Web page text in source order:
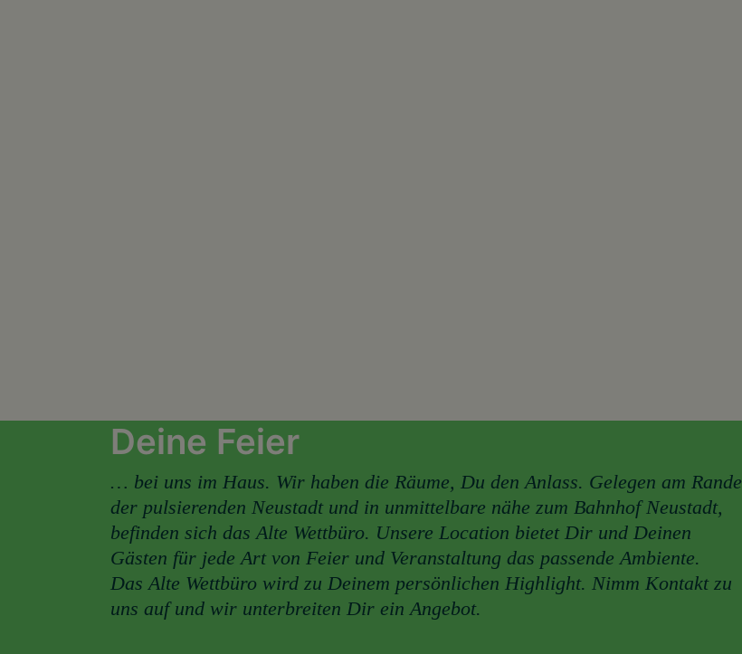
Deine Feier
… bei uns im Haus. Wir haben die Räume, Du den Anlass. Gelegen am Rande
der pulsierenden Neustadt und in unmittelbare nähe zum Bahnhof Neustadt,
befinden sich das Alte Wettbüro. Unsere Location bietet Dir und Deinen
Gästen für jede Art von Feier und Veranstaltung das passende Ambiente.
Das Alte Wettbüro wird zu Deinem persönlichen Highlight. Nimm Kontakt zu
uns auf und wir unterbreiten Dir ein Angebot.